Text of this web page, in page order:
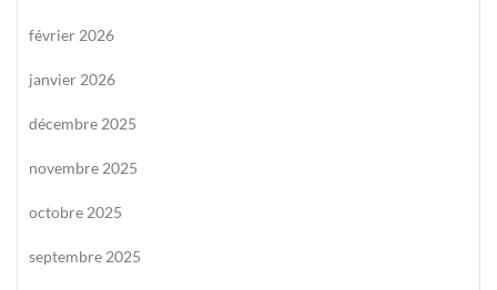
février 2026
janvier 2026
décembre 2025
novembre 2025
octobre 2025
septembre 2025